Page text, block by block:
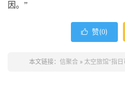
因。”
 赞(0)
本文链接： 信聚合 » 太空旅馆“指